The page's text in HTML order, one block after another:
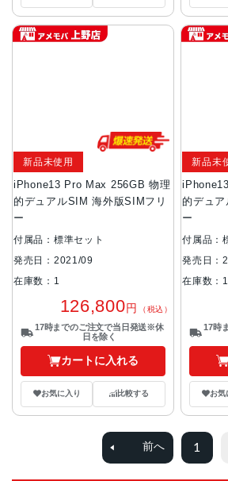
iPhone13 Pro Max 256GB 物理
的デュアルSIM 海外版SIMフリ
ー
新品未使用
付属品：標準セット
発売日：2021/09
在庫数：1
126,800円 （税込）
17時までのご注文で当日発送※休
日を除く
カートに入れる
お気に入り 比較する
的デュ
ー
新品未
付属品：
発売日：
在庫数：1
17時
お気
前へ 1